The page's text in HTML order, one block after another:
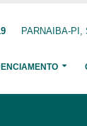
PARNAIBA-PI,